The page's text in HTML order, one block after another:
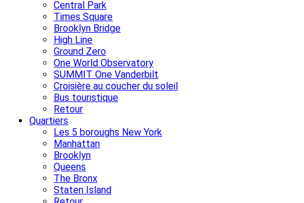
Central Park
Times Square
Brooklyn Bridge
High Line
Ground Zero
One World Observatory
SUMMIT One Vanderbilt
Croisière au coucher du soleil
Bus touristique
Retour
Quartiers
Les 5 boroughs New York
Manhattan
Brooklyn
Queens
The Bronx
Staten Island